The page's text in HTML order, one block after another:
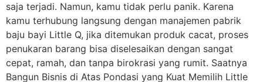
saja terjadi. Namun, kamu tidak perlu panik. Karena
kamu terhubung langsung dengan manajemen pabrik
baju bayi Little Q, jika ditemukan produk cacat, proses
penukaran barang bisa diselesaikan dengan sangat
cepat, ramah, dan tanpa birokrasi yang rumit. Saatnya
Bangun Bisnis di Atas Pondasi yang Kuat Memilih Little